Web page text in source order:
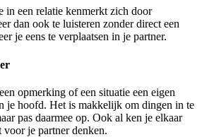
in een relatie kenmerkt zich door
dan ook te luisteren zonder direct een
je eens te verplaatsen in je partner.
opmerking of een situatie een eigen
je hoofd. Het is makkelijk om dingen in te
pas daarmee op. Ook al ken je elkaar
je partner denken.